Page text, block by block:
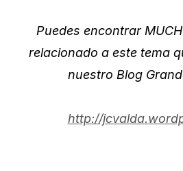
Puedes encontrar
relacionado a este tema
nuestro Blog
http://